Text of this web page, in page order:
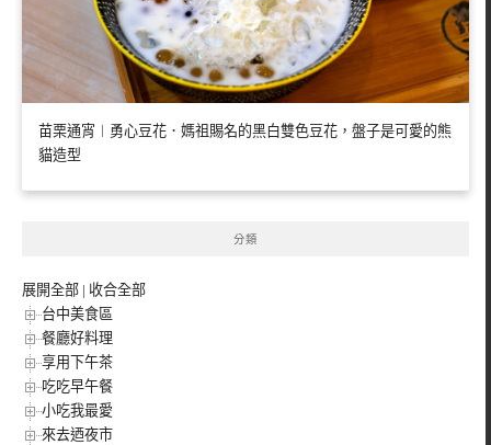
苗栗通宵︱勇心豆花．媽祖賜名的黑白雙色豆花，盤子是可愛的熊
貓造型
分類
展開全部 | 收合全部
台中美食區
餐廳好料理
享用下午茶
吃吃早午餐
小吃我最愛
來去迺夜市